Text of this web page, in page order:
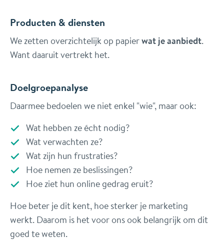
Producten & diensten
We zetten overzichtelijk op papierwat je aanbiedt.
Want daaruit vertrekt het.
Doelgroepanalyse
Daarmee bedoelen we niet enkel "wie", maar ook:
Wat hebben ze écht nodig?
Wat verwachten ze?
Wat zijn hun frustraties?
Hoe nemen ze beslissingen?
Hoe ziet hun online gedrag eruit?
Hoe beter je dit kent, hoe sterker je marketing
werkt. Daarom is het voor ons ook belangrijk om dit
goed te weten.